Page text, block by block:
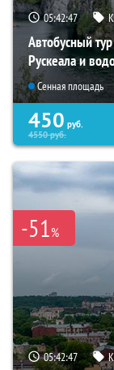
05:42:46
Автобусный
Рускеала и
Сенная площадь
450 руб.
4550руб.
-51%
05:42:46